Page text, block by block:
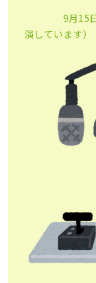
9月15日 11
演しています）